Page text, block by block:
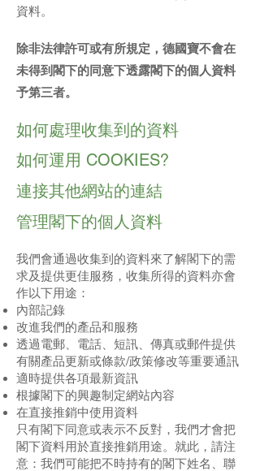
資料。
除非法律許可或有所規定，德國寶不會在
未得到閣下的同意下透露閣下的個人資料
予第三者。
如何處理收集到的資料
如何運用 COOKIES?
連接其他網站的連結
管理閣下的個人資料
我們會通過收集到的資料來了解閣下的需
求及提供更佳服務，收集所得的資料亦會
作以下用途：
內部記錄
改進我們的產品和服務
透過電郵、電話、短訊、傳真或郵件提供
有關產品更新或條款/政策修改等重要通訊
適時提供各項最新資訊
根據閣下的興趣制定網站內容
在直接推銷中使用資料
只有閣下同意或表示不反對，我們才會把
閣下資料用於直接推銷用途。就此，請注
意：我們可能把不時持有的閣下姓名、聯